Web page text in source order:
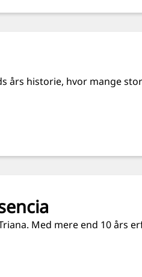
års historie, hvor mange
Med mere end 10 års